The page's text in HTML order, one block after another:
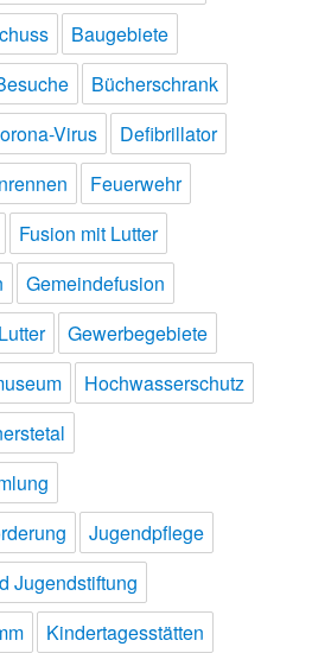
Baugebiete
Bücherschrank
Virus
Defibrillator
Feuerwehr
Fusion mit Lutter
Gemeindefusion
Gewerbegebiete
Hochwasserschutz
Jugendpflege
Jugendstiftung
Kindertagesstätten